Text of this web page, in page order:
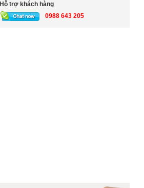
Hỗ trợ khách hàng
0988 643 205